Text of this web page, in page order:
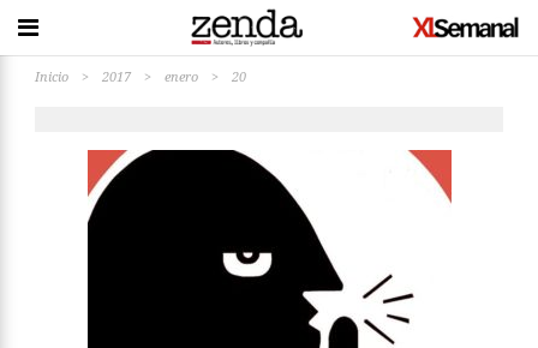
Inicio > 2017 > enero > 20